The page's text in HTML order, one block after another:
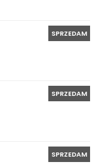
SPRZEDAM
SPRZEDAM
SPRZEDAM